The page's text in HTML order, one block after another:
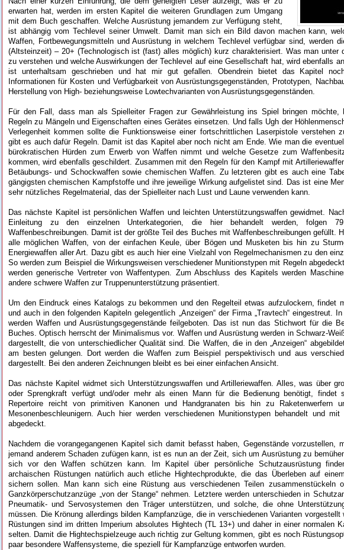
erwarten hat, werden im ersten Kapitel die weiteren Grundlagen zum Umgang
mit dem Buch geschaffen. Welche Ausrüstung jemandem zur Verfügung steht,
ist abhängig vom Techlevel seiner Umwelt. Damit man sich ein Bild davon machen kann,
Waffen, Fortbewegungsmitteln und Ausrüstung in welchem Techlevel verfügbar sind, werden
(Altsteinzeit) – 20+ (Technologisch ist (fast) alles möglich) kurz charakterisiert. Was man unter
zu verstehen und welche Auswirkungen der Techlevel auf eine Gesellschaft hat, wird ebenfalls
ist unterhaltsam geschrieben und hat mir gut gefallen. Obendrein bietet das Kapitel
Informationen für Kosten und Verfügbarkeit von Ausrüstungsgegenständen, Prototypen,
Herstellung von High- beziehungsweise Lowtechvarianten von Ausrüstungsgegenständen.
Für den Fall, dass man als Spielleiter Fragen zur Gewährleistung ins Spiel bringen möchte,
Regeln zu Mängeln und Eigenschaften eines Gerätes einsetzen. Und falls Ugh der
Verlegenheit kommen sollte die Funktionsweise einer fortschrittlichen Laserpistole verstehen
gibt es auch dafür Regeln. Damit ist das Kapitel aber noch nicht am Ende. Wie man die
bürokratischen Hürden zum Erwerb von Waffen nimmt und welche Gesetze zum
kommen, wird ebenfalls geschildert. Zusammen mit den Regeln für den Kampf mit
Betäubungs- und Schockwaffen sowie chemischen Waffen. Zu letzteren gibt es auch eine
gängigsten chemischen Kampfstoffe und ihre jeweilige Wirkung aufgelistet sind. Das ist eine
sehr nützliches Regelmaterial, das der Spielleiter nach Lust und Laune verwenden kann.
Das nächste Kapitel ist persönlichen Waffen und leichten Unterstützungswaffen gewidmet.
Einleitung zu den einzelnen Unterkategorien, die hier behandelt werden, folgen
Waffenbeschreibungen. Damit ist der größte Teil des Buches mit Waffenbeschreibungen gefüllt.
alle möglichen Waffen, von der einfachen Keule, über Bögen und Musketen bis hin zu
Energiewaffen aller Art. Dazu gibt es auch hier eine Vielzahl von Regelmechanismen zu den
So werden zum Beispiel die Wirkungsweisen verschiedener Munitionstypen mit Regeln
werden generische Vertreter von Waffentypen. Zum Abschluss des Kapitels werden
andere schwere Waffen zur Truppenunterstützung präsentiert.
Um den Eindruck eines Katalogs zu bekommen und den Regelteil etwas aufzulockern, findet
und auch in den folgenden Kapiteln gelegentlich „Anzeigen“ der Firma „Travtech“ eingestreut.
werden Waffen und Ausrüstungsgegenstände feilgeboten. Das ist nun das Stichwort für die
Buches. Optisch herrscht der Minimalismus vor. Waffen und Ausrüstung werden in Schwarz-
dargestellt, die von unterschiedlicher Qualität sind. Die Waffen, die in den „Anzeigen“
am besten gelungen. Dort werden die Waffen zum Beispiel perspektivisch und aus
dargestellt. Bei den anderen Zeichnungen bleibt es bei einer einfachen Ansicht.
Das nächste Kapitel widmet sich Unterstützungswaffen und Artilleriewaffen. Alles, was über
oder Sprengkraft verfügt und/oder mehr als einen Mann für die Bedienung benötigt, findet
Repertoire reicht von primitiven Kanonen und Handgranaten bis hin zu Raketenwerfern
Mesonenbeschleunigern. Auch hier werden verschiedenen Munitionstypen behandelt und mit
abgedeckt.
Nachdem die vorangegangenen Kapitel sich damit befasst haben, Gegenstände vorzustellen,
jemand anderem Schaden zufügen kann, ist es nun an der Zeit, sich um Ausrüstung zu
sich vor den Waffen schützen kann. Im Kapitel über persönliche Schutzausrüstung
archaischen Rüstungen natürlich auch etliche Hightechprodukte, die das Überleben auf
sichern sollen. Man kann sich eine Rüstung aus verschiedenen Teilen zusammenstückeln
Ganzkörperschutzanzüge „von der Stange“ nehmen. Letztere werden unterschieden in
Pneumatik- und Servosystemen den Träger unterstützen, und solche, die ohne
müssen. Die Krönung allerdings bilden Kampfanzüge, die in verschiedenen Varianten vorgestellt
Rüstungen sind im dritten Imperium absolutes Hightech (TL 13+) und daher in einer normalen
selten. Damit die Hightechspielzeuge auch richtig zur Geltung kommen, gibt es noch
paar besondere Waffensysteme, die speziell für Kampfanzüge entworfen wurden.